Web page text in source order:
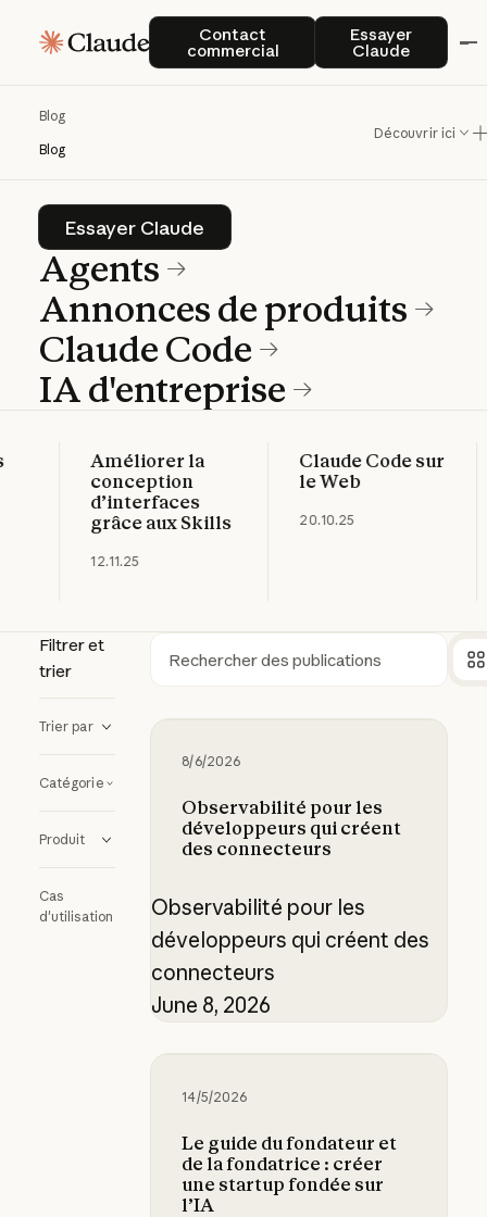
Contact
commercial
Contact commercialEssayer
Claude
Essayer
Blog
Blog
Découvrir ici
Actualités sur les produits et les bonnes
pratiques pour les équipes qui créent
avec Claude.
Essayer Claude
Essayer Claude
Agents
Annonces de produits
Claude Code
IA d'entreprise
Améliorer la
conception
d’interfaces
grâce aux Skills
12.11.25
En savoir plus
Claude Code sur
le Web
20.10.25
En savoir plus
Filtrer et
trier
Trier par
Catégorie
Produit
Cas
d'utilisation
8/6/2026
Observabilité pour les
développeurs qui créent
des connecteurs
Observabilité pour les
développeurs qui créent des
connecteurs
June 8, 2026
Observabilité pour les
14/5/2026
Le guide du fondateur et
de la fondatrice : créer
une startup fondée sur
l’IA
Le guide du fondateur et de la